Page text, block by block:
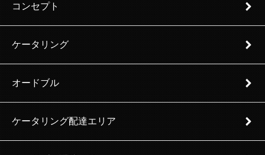
コンセプト
ケータリング
オードブル
ケータリング配達エリア